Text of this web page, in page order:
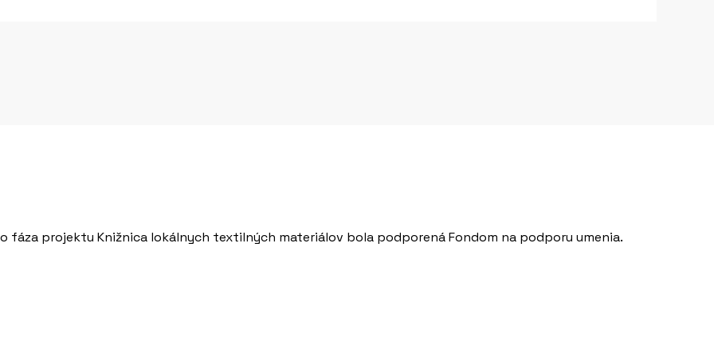
fáza projektu Knižnica lokálnych textilných materiálov bola podporená Fondom na podporu umenia.